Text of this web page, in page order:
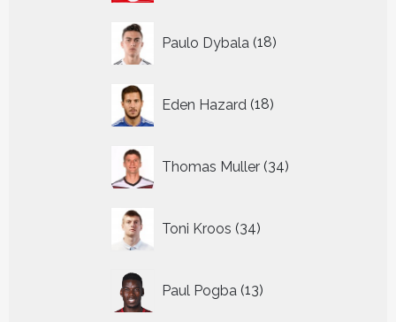
Paulo Dybala 18
producten
Eden Hazard 18
producten
Thomas Muller 34
producten
Toni Kroos 34
producten
Paul Pogba 13
producten